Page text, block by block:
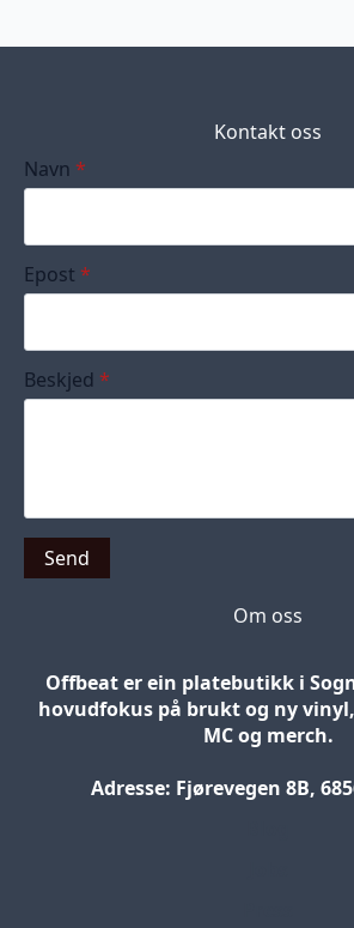
Kontakt oss
Navn *
Epost *
Beskjed *
Send
Om oss
Offbeat er ein platebutikk i
hovudfokus på brukt og ny
MC og merch.
Adresse: Fjørevegen 8B,